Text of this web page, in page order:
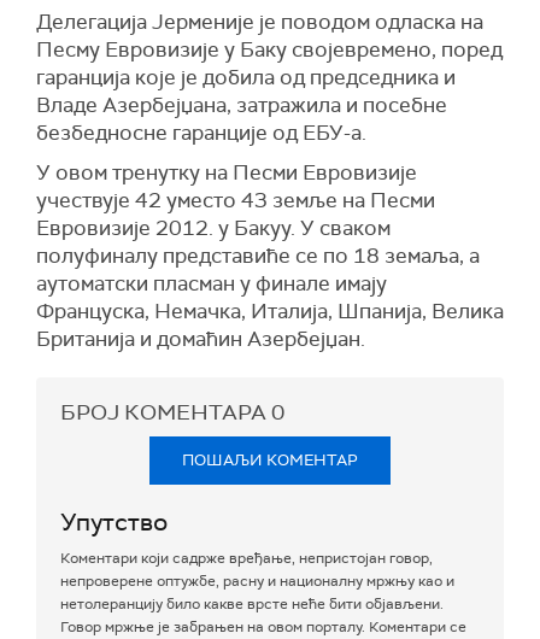
Делегација Јерменије је поводом одласка на
Песму Евровизије у Баку својевремено, поред
гаранција које је добила од председника и
Владе Азербејџана, затражила и посебне
безбедносне гаранције од ЕБУ-а.
У овом тренутку на Песми Евровизије
учествује 42 уместо 43 земље на Песми
Евровизије 2012. у Бакуу. У сваком
полуфиналу представиће се по 18 земаља, а
аутоматски пласман у финале имају
Француска, Немачка, Италија, Шпанија, Велика
Британија и домаћин Азербејџан.
БРОЈ КОМЕНТАРА0
ПОШАЉИ КОМЕНТАР
Упутство
Коментари који садрже вређање, непристојан говор,
непроверене оптужбе, расну и националну мржњу као и
нетолеранцију било какве врсте неће бити објављени.
Говор мржње је забрањен на овом порталу. Коментари се